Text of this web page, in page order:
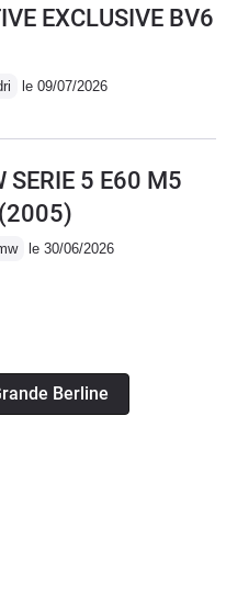
EXCLUSIVE BV6
le 09/07/2026
SERIE 5 E60 M5
(2005)
le 30/06/2026
Berline